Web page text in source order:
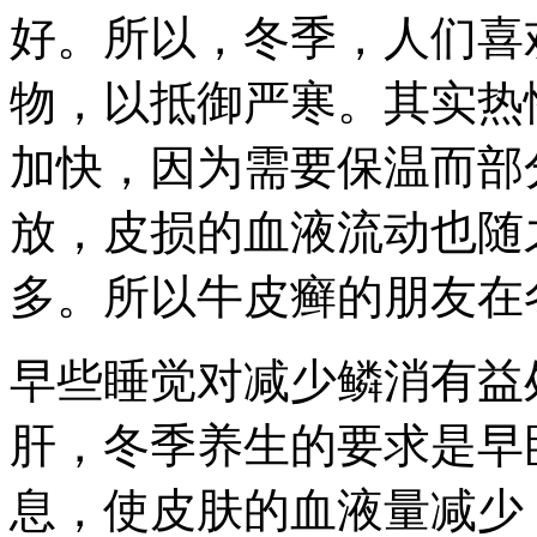
好。所以，冬季，人们
物，以抵御严寒。其实
加快，因为需要保温而
放，皮损的血液流动也
多。所以牛皮癣的朋友
早些睡觉对减少鳞消有
肝，冬季养生的要求是
息，使皮肤的血液量减